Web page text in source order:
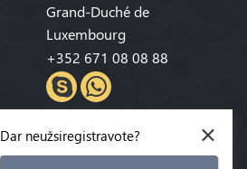
Grand-Duché de
Luxembourg
+352 671 08 08 88
×
Dar neužsiregistravote?